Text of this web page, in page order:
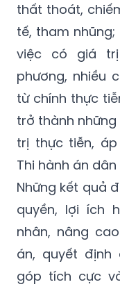
thất thoát,
tế, tham
việc có giá
phương, nhiều
từ chính thực
trở thành
trị thực tiễn,
Thi hành án dân
Những kết quả
quyền, lợi ích
nhân, nâng
án, quyết
góp tích cực